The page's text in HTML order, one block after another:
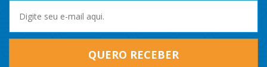
QUERO RECEBER